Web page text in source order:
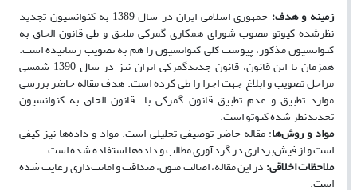
زمینه و هدف: جمهوری اسلامی ایران در سال 1389 به کنوانسیون تجدید
نظرشده کیوتو مصوب شورای همکاری گمرکی ملحق و طی قانون الحاق به
کنوانسیون مذکور، پیوست کلی کنوانسیون را هم به تصویب رسانیده است.
همزمان با این قانون، قانون جدیدگمرکی ایران نیز در سال 1390 شمسی
مراحل تصویب و ابلاغ جهت اجرا را طی کرده است. هدف مقاله حاضر بررسی
موارد تطبیق و عدم تطبیق قانون گمرکی با قانون الحاق به کنوانسیون
تجدیدنظر شده کیوتو است.
مواد و روش‌ها: مقاله حاضر توصیفی تحلیلی است. مواد و داده‌ها نیز کیفی
است و از فیش‌برداری در گردآوری مطالب و داده‌ها استفاده ‌شده است.
ملاحظات اخلاقی:در این مقاله، اصالت متون، صداقت و امانت‌داری رعایت شده
است.